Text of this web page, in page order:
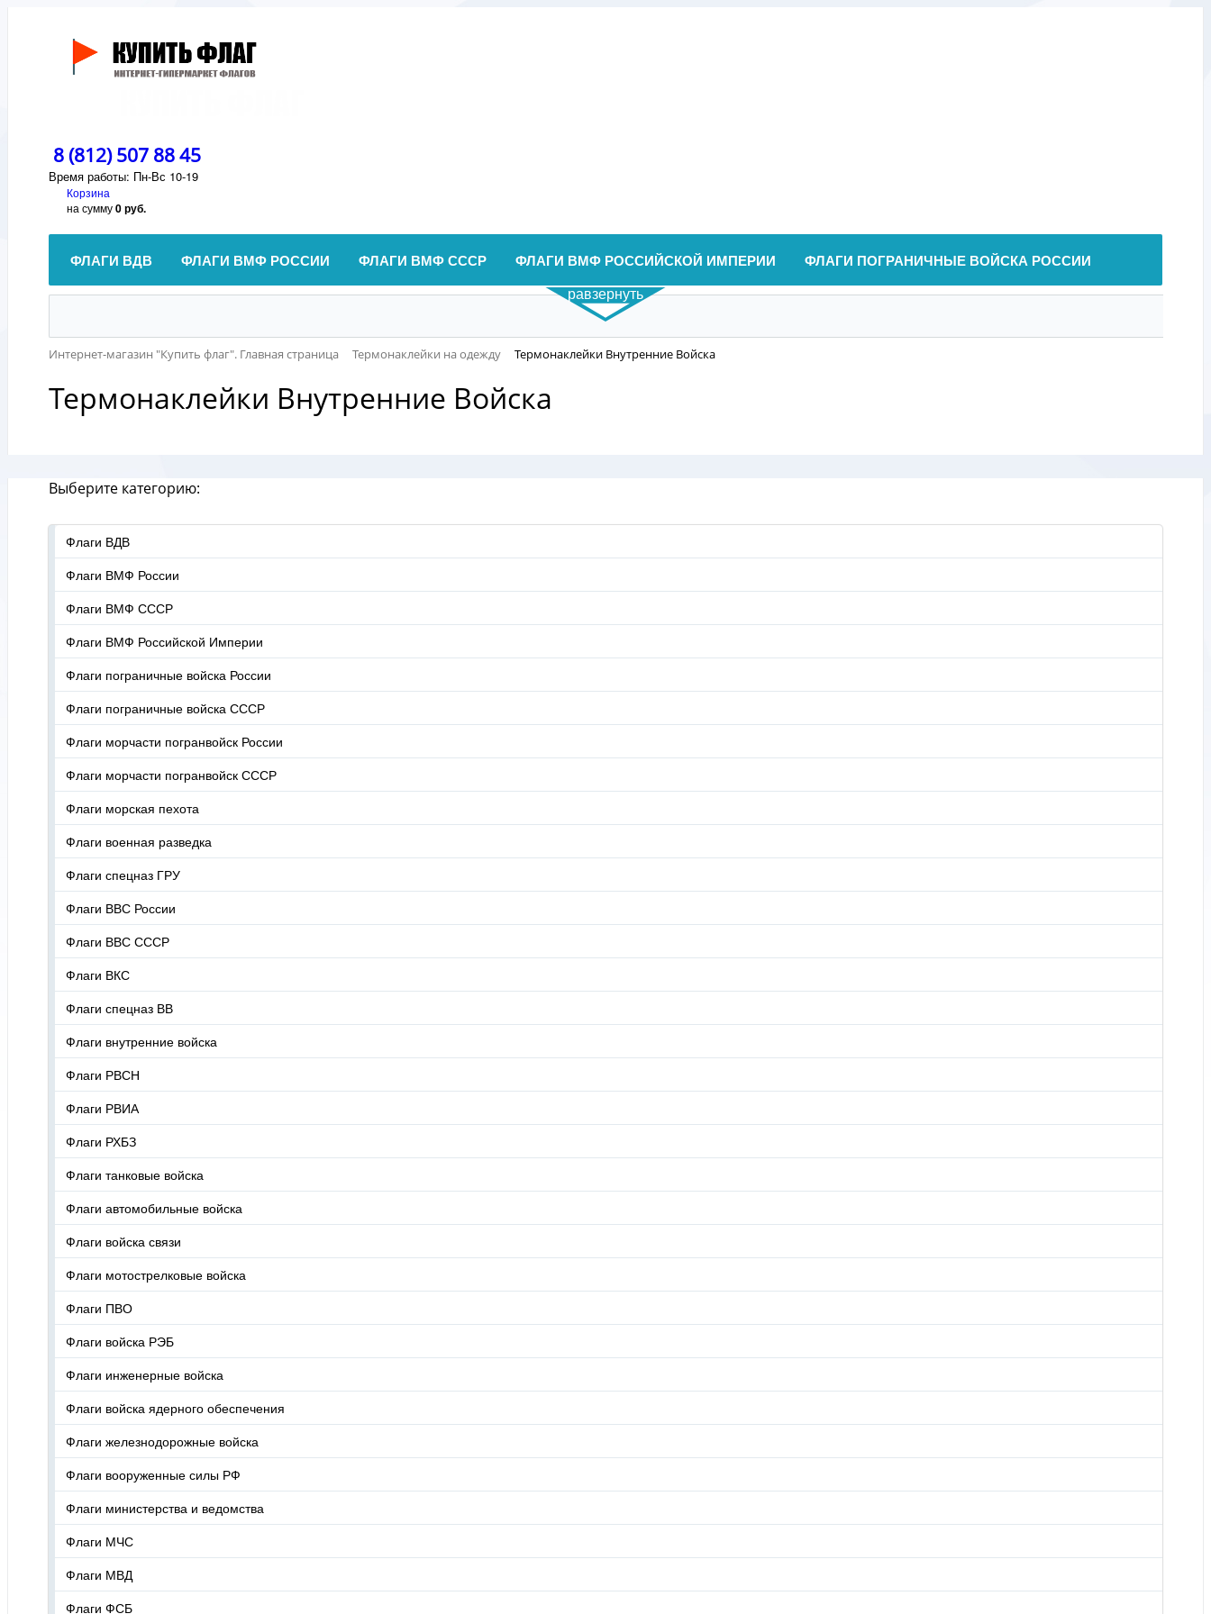
8 (812) 507 88 45
Время работы: Пн-Вс 10-19
Корзина
на сумму0 руб.
ФЛАГИ ВДВ ФЛАГИ ВМФ РОССИИ ФЛАГИ ВМФ СССР ФЛАГИ ВМФ РОССИЙСКОЙ ИМПЕРИИ ФЛАГИ ПОГРАНИЧНЫЕ ВОЙСКА РОССИИ
равзернуть
Интернет-магазин "Купить флаг". Главная страница Термонаклейки на одежду Термонаклейки Внутренние Войска
Термонаклейки Внутренние Войска
Выберите категорию:
Флаги ВДВ
Флаги ВМФ России
Флаги ВМФ СССР
Флаги ВМФ Российской Империи
Флаги пограничные войска России
Флаги пограничные войска СССР
Флаги морчасти погранвойск России
Флаги морчасти погранвойск СССР
Флаги морская пехота
Флаги военная разведка
Флаги спецназ ГРУ
Флаги ВВС России
Флаги ВВС СССР
Флаги ВКС
Флаги спецназ ВВ
Флаги внутренние войска
Флаги РВСН
Флаги РВИА
Флаги РХБЗ
Флаги танковые войска
Флаги автомобильные войска
Флаги войска связи
Флаги мотострелковые войска
Флаги ПВО
Флаги войска РЭБ
Флаги инженерные войска
Флаги войска ядерного обеспечения
Флаги железнодорожные войска
Флаги вооруженные силы РФ
Флаги министерства и ведомства
Флаги МЧС
Флаги МВД
Флаги ФСБ